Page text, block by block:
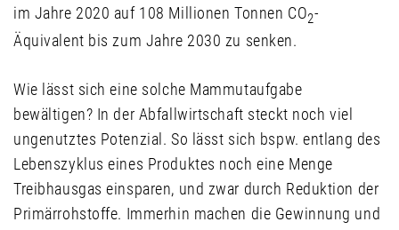
im Jahre 2020 auf 108 Millionen Tonnen CO2-
Äquivalent bis zum Jahre 2030 zu senken.
Wie lässt sich eine solche Mammutaufgabe
bewältigen? In der Abfallwirtschaft steckt noch viel
ungenutztes Potenzial. So lässt sich bspw. entlang des
Lebenszyklus eines Produktes noch eine Menge
Treibhausgas einsparen, und zwar durch Reduktion der
Primärrohstoffe. Immerhin machen die Gewinnung und